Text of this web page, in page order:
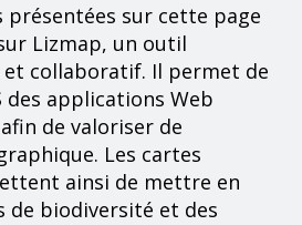
présentées sur cette page
Lizmap, un outil
collaboratif. Il permet de
des applications Web
de valoriser de
Les cartes
ainsi de mettre en
de biodiversité et des